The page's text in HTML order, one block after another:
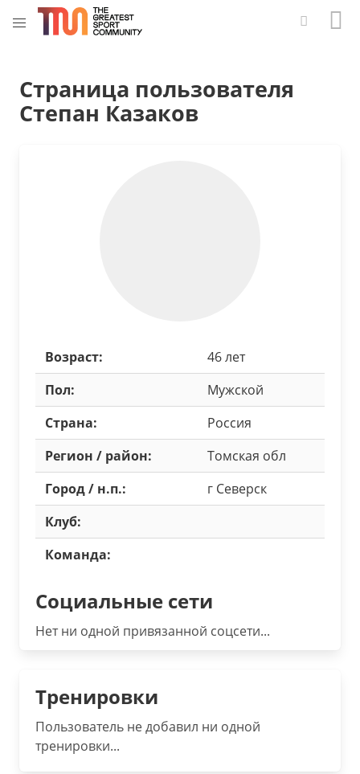
Страница пользователя
Степан Казаков
Возраст:
46 лет
Пол:
Мужской
Страна:
Россия
Регион / район:
Томская обл
Город / н.п.:
г Северск
Клуб:
Команда:
Социальные сети
Нет ни одной привязанной соцсети...
Тренировки
Пользователь не добавил ни одной
тренировки...